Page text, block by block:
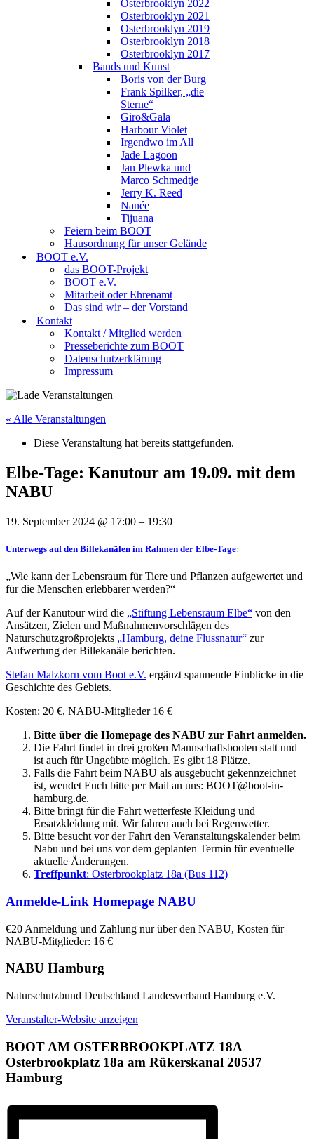
Osterbrooklyn 2022
Osterbrooklyn 2021
Osterbrooklyn 2019
Osterbrooklyn 2018
Osterbrooklyn 2017
Bands und Kunst
Boris von der Burg
Frank Spilker, „die
Sterne“
Giro&Gala
Harbour Violet
Irgendwo im All
Jade Lagoon
Jan Plewka und
Marco Schmedtje
Jerry K. Reed
Nanée
Tijuana
Feiern beim BOOT
Hausordnung für unser Gelände
BOOT e.V.
das BOOT-Projekt
BOOT e.V.
Mitarbeit oder Ehrenamt
Das sind wir – der Vorstand
Kontakt
Kontakt / Mitglied werden
Presseberichte zum BOOT
Datenschutzerklärung
Impressum
« Alle Veranstaltungen
Diese Veranstaltung hat bereits stattgefunden.
Elbe-Tage: Kanutour am 19.09. mit dem
NABU
19. September 2024 @ 17:00 – 19:30
Unterwegs auf den Billekanälen im Rahmen der Elbe-Tage:
„Wie kann der Lebensraum für Tiere und Pflanzen aufgewertet und
für die Menschen erlebbarer werden?“
Auf der Kanutour wird die „Stiftung Lebensraum Elbe“ von den
Ansätzen, Zielen und Maßnahmenvorschlägen des
Naturschutzgroßprojekts „Hamburg, deine Flussnatur“ zur
Aufwertung der Billekanäle berichten.
Stefan Malzkorn vom Boot e.V. ergänzt spannende Einblicke in die
Geschichte des Gebiets.
Kosten: 20 €, NABU-Mitglieder 16 €
Bitte über die Homepage des NABU zur Fahrt anmelden.
Die Fahrt findet in drei großen Mannschaftsbooten statt und
ist auch für Ungeübte möglich. Es gibt 18 Plätze.
Falls die Fahrt beim NABU als ausgebucht gekennzeichnet
ist, wendet Euch bitte per Mail an uns: BOOT@boot-in-
hamburg.de.
Bitte bringt für die Fahrt wetterfeste Kleidung und
Ersatzkleidung mit. Wir fahren auch bei Regenwetter.
Bitte besucht vor der Fahrt den Veranstaltungskalender beim
Nabu und bei uns vor dem geplanten Termin für eventuelle
aktuelle Änderungen.
Treffpunkt: Osterbrookplatz 18a (Bus 112)
Anmelde-Link Homepage NABU
€20 Anmeldung und Zahlung nur über den NABU, Kosten für
NABU-Mitglieder: 16 €
NABU Hamburg
Naturschutzbund Deutschland Landesverband Hamburg e.V.
Veranstalter-Website anzeigen
BOOT AM OSTERBROOKPLATZ 18A
Osterbrookplatz 18a am Rükerskanal 20537
Hamburg